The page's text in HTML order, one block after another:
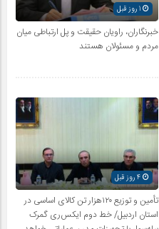
خبرنگاران، راویان حقیقت و پل ارتباطی میان
مردم و مسئولان هستند
تأمین و توزیع ۱۲۰هزار تن کالای اساسی در
استان اردبیل/ خط دوم ایکس‌ری گمرک